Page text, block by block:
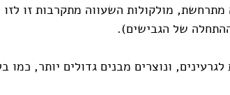
מולקולות השעווה מתקרבות זו לזו
של הגבישים).
ונוצרים מבנים גדולים יותר, כמו